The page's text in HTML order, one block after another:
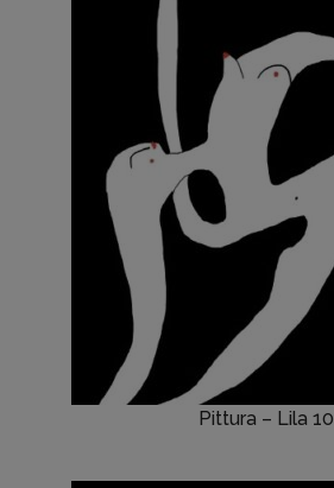
Pittura – Lila 10